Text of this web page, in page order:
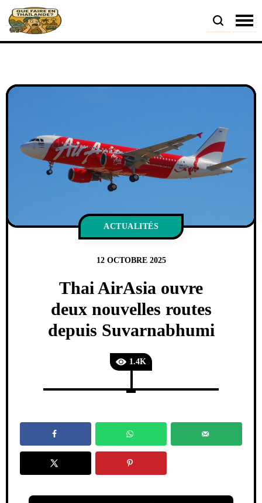
ACTUALITÉS
12 OCTOBRE 2025
Thai AirAsia ouvre
deux nouvelles routes
depuis Suvarnabhumi
1.4K